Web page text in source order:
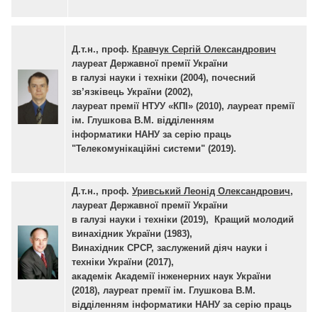
Д.т.н., проф. Кравчук Сергій Олександрович
лауреат Державної премії України
в галузі науки і техніки (2004), почесний
зв’язківець України (2002),
лауреат премії НТУУ «КПІ» (2010), лауреат премії
ім. Глушкова В.М. відділенням
інформатики НАНУ за серію праць
"Телекомунікаційні системи" (2019).
Д.т.н., проф. Уривський Леонід Олександрович,
лауреат Державної премії України
в галузі науки і техніки (2019), Кращий молодий
винахідник України (1983),
Винахідник СРСР, заслужений діяч науки і
техніки України (2017),
академік Академії інженерних наук України
(2018), лауреат премії ім. Глушкова В.М.
відділенням інформатики НАНУ за серію праць